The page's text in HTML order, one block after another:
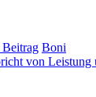
Boni
von Leistung